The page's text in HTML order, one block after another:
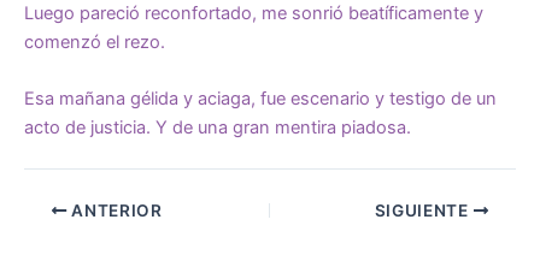
Luego pareció reconfortado, me sonrió beatíficamente y
comenzó el rezo.
Esa mañana gélida y aciaga, fue escenario y testigo de un
acto de justicia. Y de una gran mentira piadosa.
ANTERIOR SIGUIENTE